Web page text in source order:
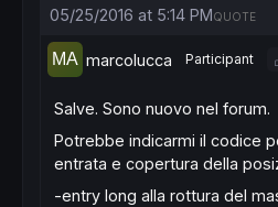
05/25/2016 at 5:14 PMQUOTE
marcolucca Participant
Salve. Sono nuovo nel forum.
Potrebbe indicarmi il codice
entrata e copertura della
-entry long alla rottura del